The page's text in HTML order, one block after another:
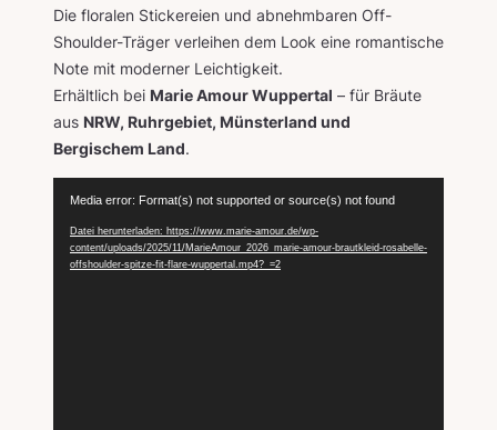
Die floralen Stickereien und abnehmbaren Off-
Shoulder-Träger verleihen dem Look eine romantische
Note mit moderner Leichtigkeit.
Erhältlich bei Marie Amour Wuppertal – für Bräute
aus NRW, Ruhrgebiet, Münsterland und
Bergischem Land.
Media error: Format(s) not supported or source(s) not found
Datei herunterladen: https://www.marie-amour.de/wp-
content/uploads/2025/11/MarieAmour_2026_marie-amour-brautkleid-rosabelle-
offshoulder-spitze-fit-flare-wuppertal.mp4?_=2